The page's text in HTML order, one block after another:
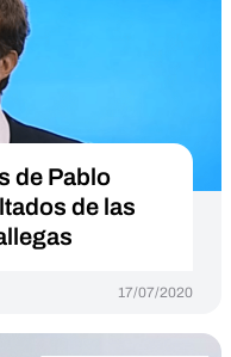
de Pablo
de las
17/07/2020